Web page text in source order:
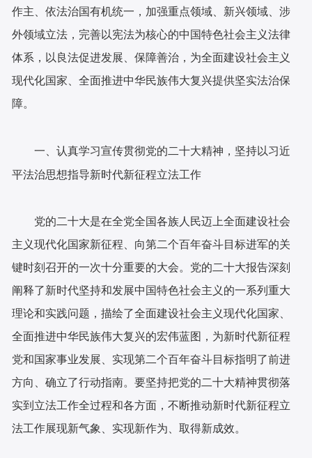
作主、依法治国有机统一，加强重点领域、新兴领域、涉
外领域立法，完善以宪法为核心的中国特色社会主义法律
体系，以良法促进发展、保障善治，为全面建设社会主义
现代化国家、全面推进中华民族伟大复兴提供坚实法治保
障。
一、认真学习宣传贯彻党的二十大精神，坚持以习近
平法治思想指导新时代新征程立法工作
党的二十大是在全党全国各族人民迈上全面建设社会
主义现代化国家新征程、向第二个百年奋斗目标进军的关
键时刻召开的一次十分重要的大会。党的二十大报告深刻
阐释了新时代坚持和发展中国特色社会主义的一系列重大
理论和实践问题，描绘了全面建设社会主义现代化国家、
全面推进中华民族伟大复兴的宏伟蓝图，为新时代新征程
党和国家事业发展、实现第二个百年奋斗目标指明了前进
方向、确立了行动指南。要坚持把党的二十大精神贯彻落
实到立法工作全过程和各方面，不断推动新时代新征程立
法工作展现新气象、实现新作为、取得新成效。